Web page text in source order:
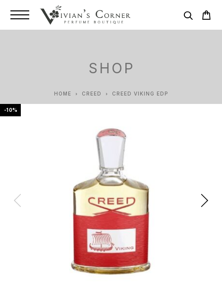
SHOP
HOME CREED CREED VIKING EDP
-10%